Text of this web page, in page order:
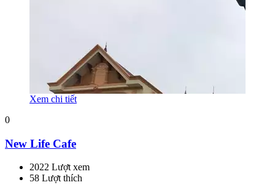
Xem chi tiết
0
New Life Cafe
2022 Lượt xem
58 Lượt thích